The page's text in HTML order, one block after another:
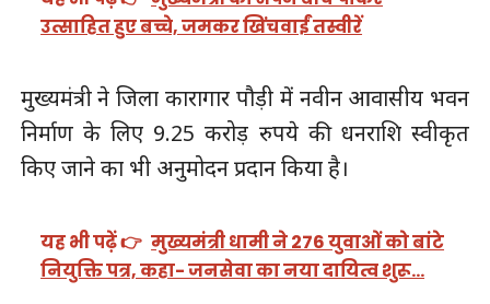
उत्साहित हुए बच्चे, जमकर खिंचवाईं तस्वीरें
मुख्यमंत्री ने जिला कारागार पौड़ी में नवीन आवासीय भवन
निर्माण के लिए 9.25 करोड़ रुपये की धनराशि स्वीकृत
किए जाने का भी अनुमोदन प्रदान किया है।
यह भी पढ़ें 👉 मुख्यमंत्री धामी ने 276 युवाओं को बांटे
नियुक्ति पत्र, कहा- जनसेवा का नया दायित्व शुरू…